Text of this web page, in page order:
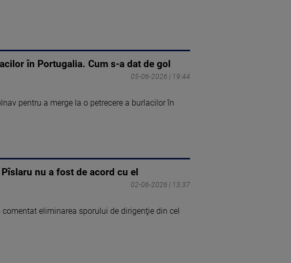
în Portugalia. Cum s-a dat de gol
05-06-2026 | 19:44
pentru a merge la o petrecere a burlacilor în
nu a fost de acord cu el
02-06-2026 | 13:37
eliminarea sporului de dirigenţie din cel